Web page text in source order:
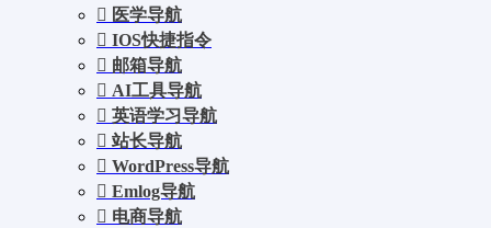
医学导航
IOS快捷指令
邮箱导航
AI工具导航
英语学习导航
站长导航
WordPress导航
Emlog导航
电商导航